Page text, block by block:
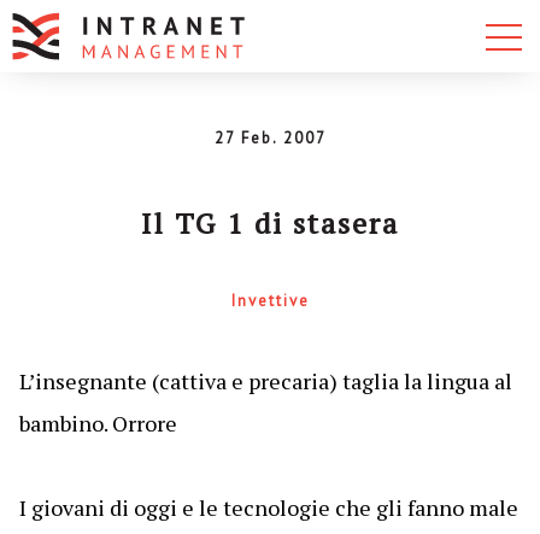
27 Feb. 2007
Il TG 1 di stasera
Invettive
L’insegnante (cattiva e precaria) taglia la lingua al
bambino. Orrore
I giovani di oggi e le tecnologie che gli fanno male